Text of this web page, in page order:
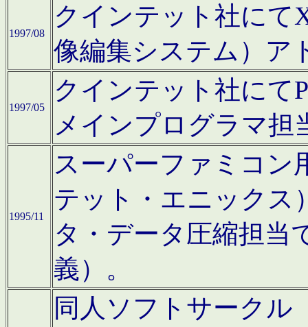
1997/08
クインテット社にて
像編集システム）ア
1997/05
クインテット社にて
メインプログラマ担
1995/11
スーパーファミコン
テット・エニックス
タ・データ圧縮担当
義）。
同人ソフトサークル